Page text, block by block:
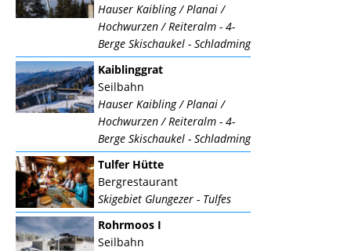
Hauser Kaibling / Planai /
Hochwurzen / Reiteralm - 4-
Berge Skischaukel - Schladming
Kaiblinggrat
Seilbahn
Hauser Kaibling / Planai /
Hochwurzen / Reiteralm - 4-
Berge Skischaukel - Schladming
Tulfer Hütte
Bergrestaurant
Skigebiet Glungezer - Tulfes
Rohrmoos I
Seilbahn